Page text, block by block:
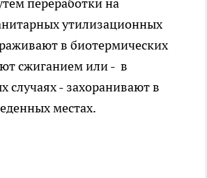
утилизационных
в биотермических
сжиганием или - в
случаях - захоранивают в
местах.